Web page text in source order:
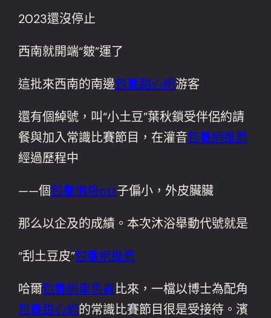
2023還沒停止
西南就開端“皴”運了
這批來西南的南邊包養甜心網游客
還有個綽號，叫“小土豆”葉秋鎖受伴侶約請
餐與加入常識比賽節目，在灌音包養網推薦
經過歷程中
——個包養價格ptt子偏小，外皮臟臟
那么以企及的成績。本次沐浴舉動代號就是
“刮土豆皮”包養網推薦
哈爾包養網車馬費比來，一檔以博士為配角
包養甜心網的常識比賽節目很是受接待。濱